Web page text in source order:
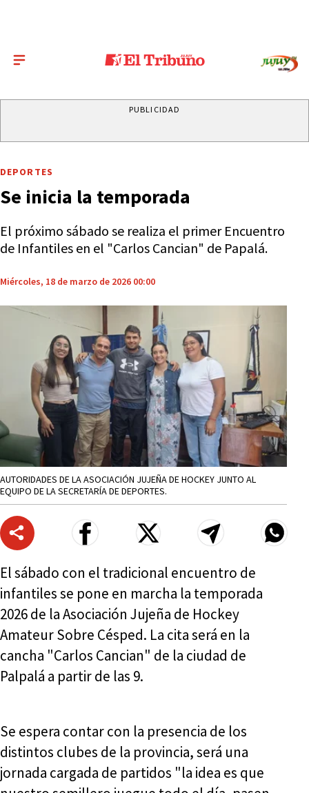
PUBLICIDAD
DEPORTES
Se inicia la temporada
El próximo sábado se realiza el primer Encuentro
de Infantiles en el "Carlos Cancian" de Papalá.
Miércoles, 18 de marzo de 2026 00:00
AUTORIDADES DE LA ASOCIACIÓN JUJEÑA DE HOCKEY JUNTO AL
EQUIPO DE LA SECRETARÍA DE DEPORTES.
El sábado con el tradicional encuentro de
infantiles se pone en marcha la temporada
2026 de la Asociación Jujeña de Hockey
Amateur Sobre Césped. La cita será en la
cancha "Carlos Cancian" de la ciudad de
Palpalá a partir de las 9.
Se espera contar con la presencia de los
distintos clubes de la provincia, será una
jornada cargada de partidos "la idea es que